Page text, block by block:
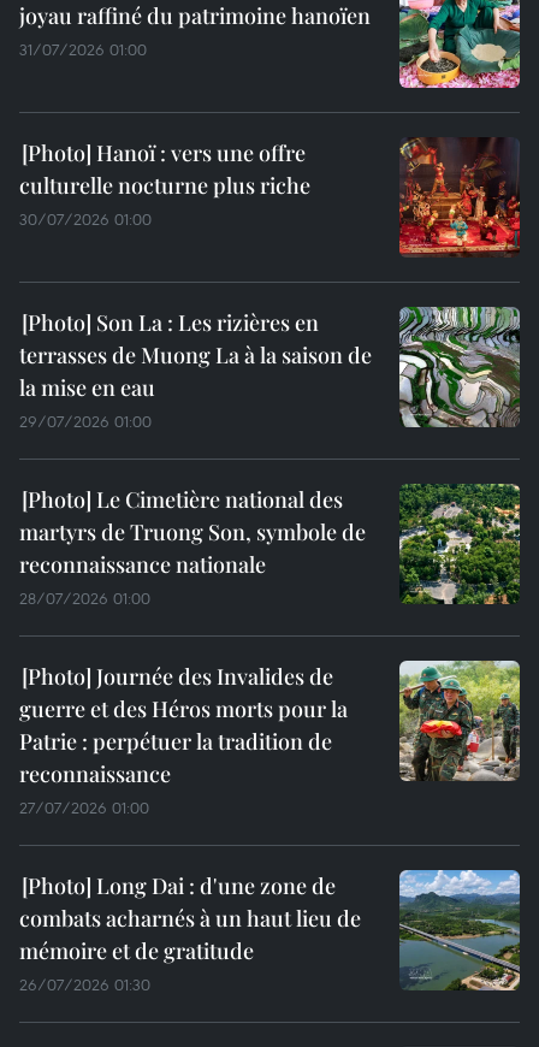
joyau raffiné du patrimoine hanoïen
31/07/2026 01:00
Hanoï : vers une offre
culturelle nocturne plus riche
30/07/2026 01:00
Son La : Les rizières en
terrasses de Muong La à la saison de
la mise en eau
29/07/2026 01:00
Le Cimetière national des
martyrs de Truong Son, symbole de
reconnaissance nationale
28/07/2026 01:00
Journée des Invalides de
guerre et des Héros morts pour la
Patrie : perpétuer la tradition de
reconnaissance
27/07/2026 01:00
Long Dai : d'une zone de
combats acharnés à un haut lieu de
mémoire et de gratitude
26/07/2026 01:30